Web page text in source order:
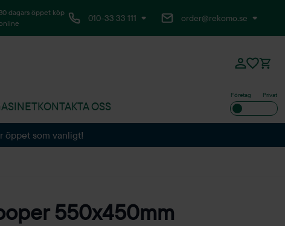
dagars öppet köp
010-33 33 111 order@rekomo.se
KONTAKTA OSS
Företag Privat
öppet som vanligt!
550x450mm